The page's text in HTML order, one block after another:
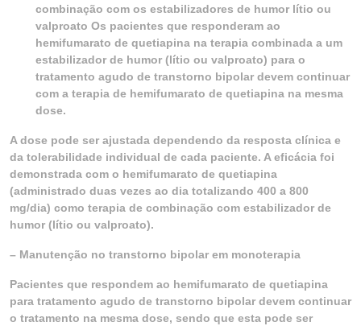
combinação com os estabilizadores de humor lítio ou
valproato Os pacientes que responderam ao
hemifumarato de quetiapina na terapia combinada a um
estabilizador de humor (lítio ou valproato) para o
tratamento agudo de transtorno bipolar devem continuar
com a terapia de hemifumarato de quetiapina na mesma
dose.
A dose pode ser ajustada dependendo da resposta clínica e
da tolerabilidade individual de cada paciente. A eficácia foi
demonstrada com o hemifumarato de quetiapina
(administrado duas vezes ao dia totalizando 400 a 800
mg/dia) como terapia de combinação com estabilizador de
humor (lítio ou valproato).
– Manutenção no transtorno bipolar em monoterapia
Pacientes que respondem ao hemifumarato de quetiapina
para tratamento agudo de transtorno bipolar devem continuar
o tratamento na mesma dose, sendo que esta pode ser